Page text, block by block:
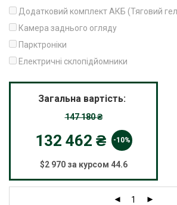
Додатковий комплект АКБ (Тяговий
Камера заднього огляду
Парктроніки
Електричні склопідйомники
Загальна вартість:
147 180₴
132 462 ₴ -10%
$2 970 за курсом 44.6